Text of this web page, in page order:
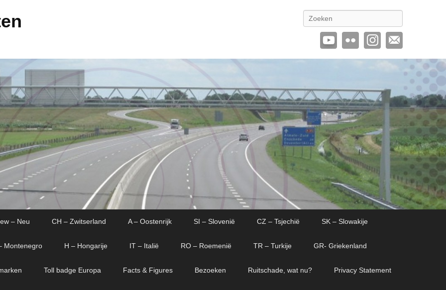
Zoeken
– Neu CH – Zwitserland A – Oostenrijk SI – Slovenië CZ – Tsjechië SK – Slowakije
Montenegro H – Hongarije IT – Italië RO – Roemenië TR – Turkije GR- Griekenland
Toll badge Europa Facts & Figures Bezoeken Ruitschade, wat nu? Privacy Statement